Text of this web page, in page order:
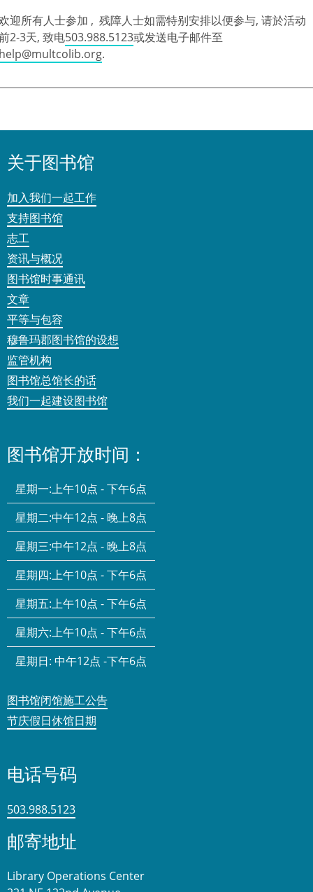
迎所有人士参加 , 残障人士如需特别安排以便参与, 请於活动
2-3天, 致电503.988.5123或发送电子邮件至
.
关于图书馆
加入我们一起工作
支持图书馆
志工
资讯与概况
图书馆时事通讯
文章
平等与包容
穆鲁玛郡图书馆的设想
监管机构
图书馆总馆长的话
我们一起建设图书馆
图书馆开放时间：
星期一:上午10点 - 下午6点
星期二:中午12点 - 晚上8点
星期三:中午12点 - 晚上8点
星期四:上午10点 - 下午6点
星期五:上午10点 - 下午6点
星期六:上午10点 - 下午6点
星期日: 中午12点 -下午6点
图书馆闭馆施工公告
节庆假日休馆日期
电话号码
503.988.5123
邮寄地址
Library Operations Center